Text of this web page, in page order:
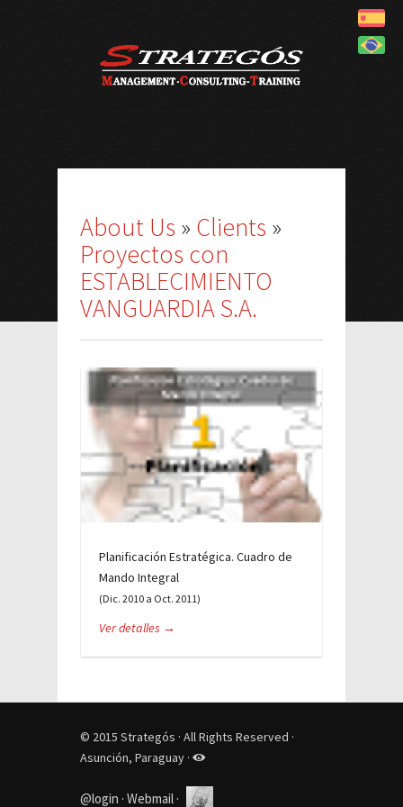
About Us » Clients »
Proyectos con
ESTABLECIMIENTO
VANGUARDIA S.A.
Planificación Estratégica. Cuadro de
Mando Integral
(Dic. 2010 a Oct. 2011)
Ver detalles →
© 2015 Strategós · All Rights Reserved ·
Asunción, Paraguay ·
@login · Webmail ·